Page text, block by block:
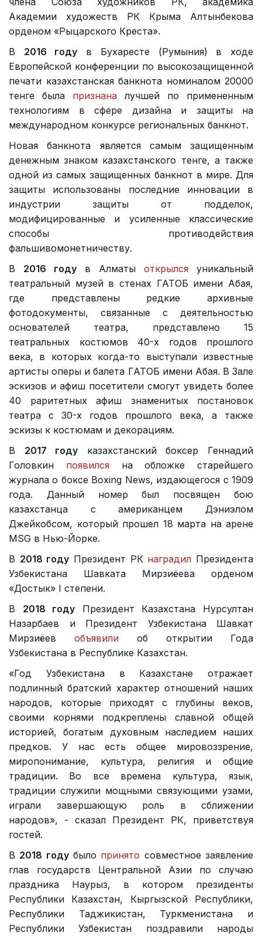
Академии художеств РК Крыма Алтынбекова
орденом «Рыцарского Креста».
В 2016 году в Бухаресте (Румыния) в ходе
Европейской конференции по высокозащищенной
печати казахстанская банкнота номиналом 20000
тенге была признана лучшей по примененным
технологиям в сфере дизайна и защиты на
международном конкурсе региональных банкнот.
Новая банкнота является самым защищенным
денежным знаком казахстанского тенге, а также
одной из самых защищенных банкнот в мире. Для
защиты использованы последние инновации в
индустрии защиты от подделок,
модифицированные и усиленные классические
способы противодействия
фальшивомонетничеству.
В 2016 году в Алматы открылся уникальный
театральный музей в стенах ГАТОБ имени Абая,
где представлены редкие архивные
фотодокументы, связанные с деятельностью
основателей театра, представлено 15
театральных костюмов 40-х годов прошлого
века, в которых когда-то выступали известные
артисты оперы и балета ГАТОБ имени Абая. В Зале
эскизов и афиш посетители смогут увидеть более
40 раритетных афиш знаменитых постановок
театра с 30-х годов прошлого века, а также
эскизы к костюмам и декорациям.
В 2017 году казахстанский боксер Геннадий
Головкин появилсяна обложке старейшего
журнала о боксе Boxing News, издающегося с 1909
года. Данный номер был посвящен бою
казахстанца с американцем Дэниэлом
Джейкобсом, который прошел 18 марта на арене
MSG в Нью-Йорке.
В 2018 году Президент РК наградил Президента
Узбекистана Шавката Мирзиёева орденом
«Достык» I степени.
В 2018 году Президент Казахстана Нурсултан
Назарбаев и Президент Узбекистана Шавкат
Мирзиёев объявили об открытии Года
Узбекистана в Республике Казахстан.
«Год Узбекистана в Казахстане отражает
подлинный братский характер отношений наших
народов, которые приходят с глубины веков,
своими корнями подкреплены славной общей
историей, богатым духовным наследием наших
предков. У нас есть общее мировоззрение,
миропонимание, культура, религия и общие
традиции. Во все времена культура, язык,
традиции служили мощными связующими узами,
играли завершающую роль в сближении
народов», - сказал Президент РК, приветствуя
гостей.
В 2018 годубыло принято совместное заявление
глав государств Центральной Азии по случаю
праздника Наурыз, в котором президенты
Республики Казахстан, Кыргызской Республики,
Республики Таджикистан, Туркменистана и
Республики Узбекистан поздравили народы